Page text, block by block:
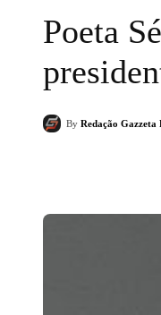
Poeta
By Redação Gazzeta